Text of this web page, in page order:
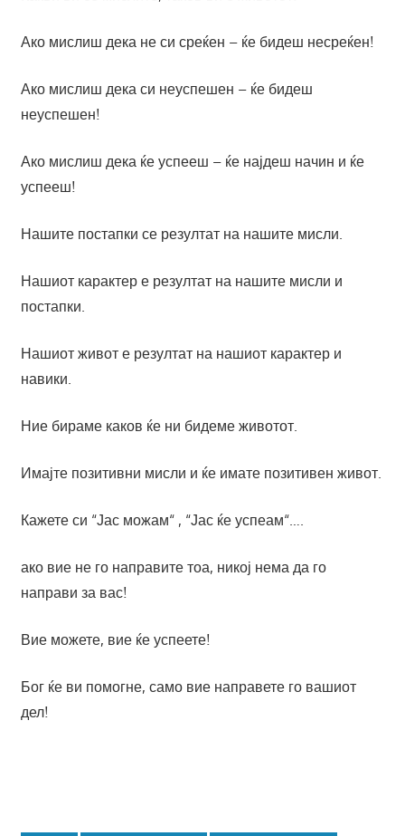
Ако мислиш дека не си среќен – ќе бидеш несреќен!
Ако мислиш дека си неуспешен – ќе бидеш
неуспешен!
Ако мислиш дека ќе успееш – ќе најдеш начин и ќе
успееш!
Нашите постапки се резултат на нашите мисли.
Нашиот карактер е резултат на нашите мисли и
постапки.
Нашиот живот е резултат на нашиот карактер и
навики.
Ние бираме каков ќе ни бидеме животот.
Имајте позитивни мисли и ќе имате позитивен живот.
Кажете си “Јас можам“ , “Јас ќе успеам“….
ако вие не го направите тоа, никој нема да го
направи за вас!
Вие можете, вие ќе успеете!
Бог ќе ви помогне, само вие направете го вашиот
дел!